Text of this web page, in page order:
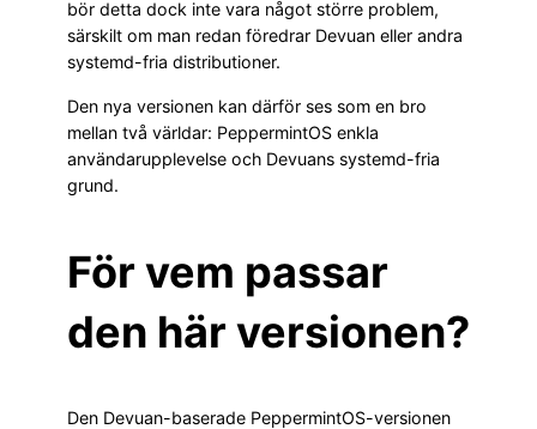
bör detta dock inte vara något större problem,
särskilt om man redan föredrar Devuan eller andra
systemd-fria distributioner.
Den nya versionen kan därför ses som en bro
mellan två världar: PeppermintOS enkla
användarupplevelse och Devuans systemd-fria
grund.
För vem passar
den här versionen?
Den Devuan-baserade PeppermintOS-versionen